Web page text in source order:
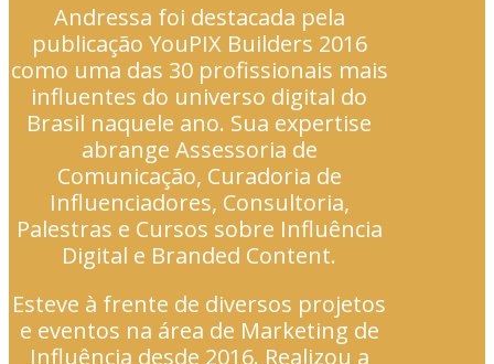
Andressa foi destacada pela
publicação YouPIX Builders 2016
como uma das 30 profissionais mais
influentes do universo digital do
Brasil naquele ano. Sua expertise
abrange Assessoria de
Comunicação, Curadoria de
Influenciadores, Consultoria,
Palestras e Cursos sobre Influência
Digital e Branded Content.
Esteve à frente de diversos projetos
e eventos na área de Marketing de
Influência desde 2016. Realizou a